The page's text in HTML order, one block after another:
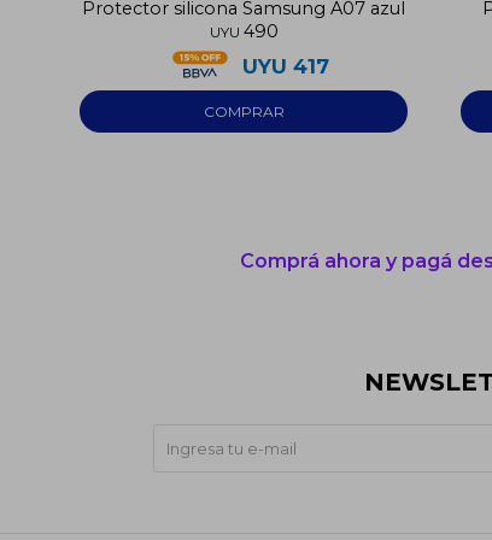
Protector silicona Samsung A07 azul
UYU 490
UYU 417
Comprá ahora y pagá